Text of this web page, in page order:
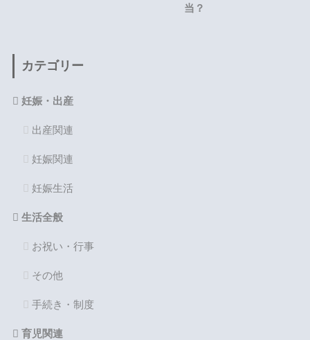
当？
カテゴリー
妊娠・出産
出産関連
妊娠関連
妊娠生活
生活全般
お祝い・行事
その他
手続き・制度
育児関連